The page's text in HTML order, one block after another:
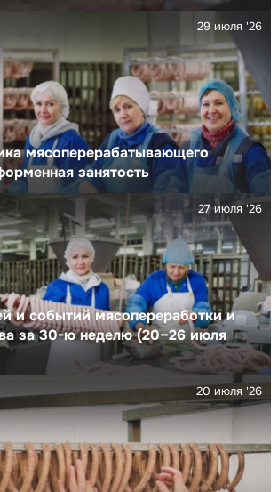
мясоперерабатывающего
занятость
29 июля '26
и событий мясопереработки и
за 30-ю неделю (20–26 июля
27 июля '26
20 июля '26